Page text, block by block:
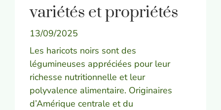
variétés et propriétés
13/09/2025
Les haricots noirs sont des
légumineuses appréciées pour leur
richesse nutritionnelle et leur
polyvalence alimentaire. Originaires
d’Amérique centrale et du